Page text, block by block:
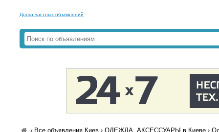
Доска частных объявлений
› Все объявления Киев ›ОДЕЖДА, АКСЕССУАРЫ в Киеве ›